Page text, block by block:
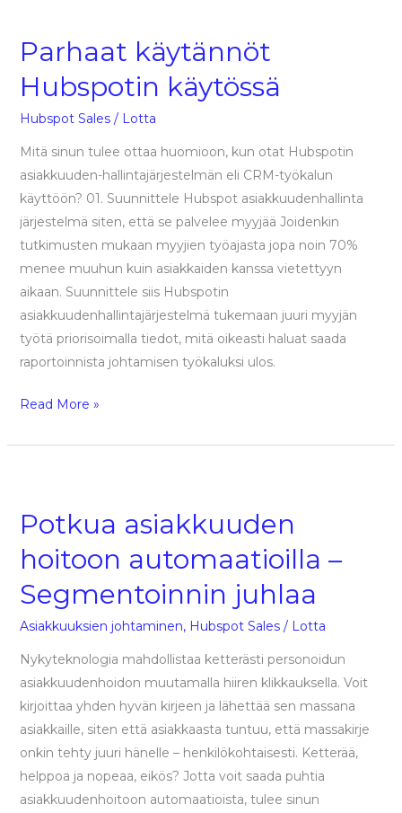
Parhaat käytännöt
Hubspotin käytössä
Hubspot Sales/ Lotta
Mitä sinun tulee ottaa huomioon, kun otat Hubspotin
asiakkuuden-hallintajärjestelmän eli CRM-työkalun
käyttöön? 01. Suunnittele Hubspot asiakkuudenhallinta
järjestelmä siten, että se palvelee myyjää Joidenkin
tutkimusten mukaan myyjien työajasta jopa noin 70%
menee muuhun kuin asiakkaiden kanssa vietettyyn
aikaan. Suunnittele siis Hubspotin
asiakkuudenhallintajärjestelmä tukemaan juuri myyjän
työtä priorisoimalla tiedot, mitä oikeasti haluat saada
raportoinnista johtamisen työkaluksi ulos.
Hubspotin
käytössä
Read More »
Potkua asiakkuuden
hoitoon automaatioilla –
Segmentoinnin juhlaa
Asiakkuuksien johtaminen, Hubspot Sales/ Lotta
Nykyteknologia mahdollistaa ketterästi personoidun
asiakkuudenhoidon muutamalla hiiren klikkauksella. Voit
kirjoittaa yhden hyvän kirjeen ja lähettää sen massana
asiakkaille, siten että asiakkaasta tuntuu, että massakirje
onkin tehty juuri hänelle – henkilökohtaisesti. Ketterää,
helppoa ja nopeaa, eikös? Jotta voit saada puhtia
asiakkuudenhoitoon automaatioista, tulee sinun
hoitoon
automaatioilla
–
Segmentoinnin